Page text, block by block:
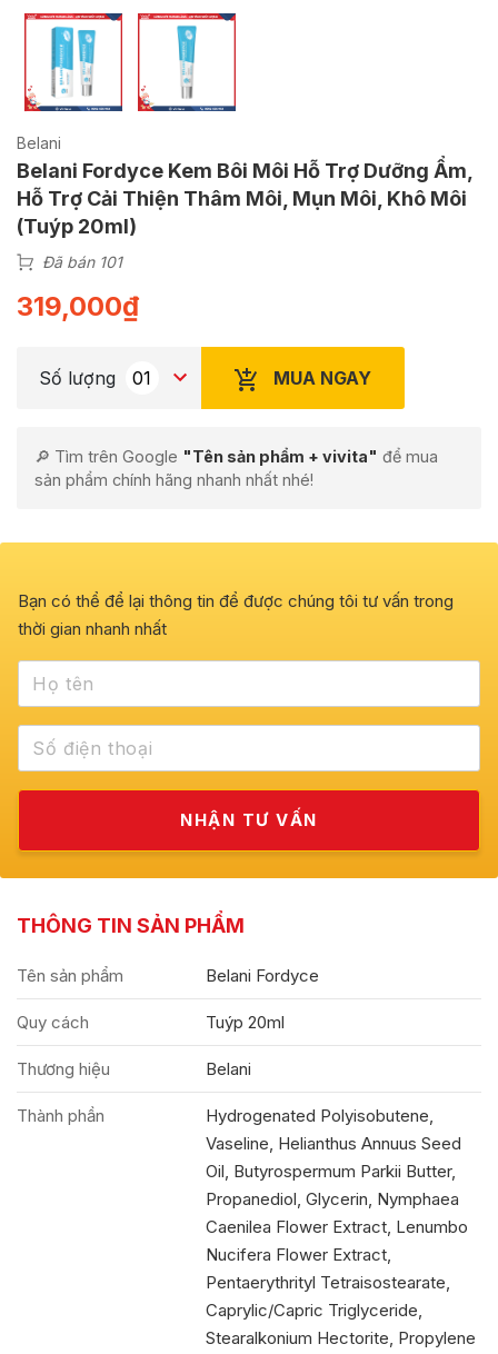
Belani
Belani Fordyce Kem Bôi Môi Hỗ Trợ Dưỡng Ẩm,
Hỗ Trợ Cải Thiện Thâm Môi, Mụn Môi, Khô Môi
(Tuýp 20ml)
Đã bán 101
319,000₫
Số lượng MUA NGAY
🔎 Tìm trên Google "Tên sản phẩm + vivita" để mua
sản phẩm chính hãng nhanh nhất nhé!
Bạn có thể để lại thông tin để được chúng tôi tư vấn trong
thời gian nhanh nhất
THÔNG TIN SẢN PHẨM
Tên sản phẩm Belani Fordyce
Quy cách Tuýp 20ml
Thương hiệu Belani
Thành phần
Hydrogenated Polyisobutene,
Vaseline, Helianthus Annuus Seed
Oil, Butyrospermum Parkii Butter,
Propanediol, Glycerin, Nymphaea
Caenilea Flower Extract, Lenumbo
Nucifera Flower Extract,
Pentaerythrityl Tetraisostearate,
Caprylic/Capric Triglyceride,
Stearalkonium Hectorite, Propylene